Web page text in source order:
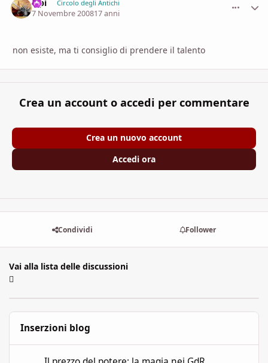
elpi Circolo degli Antichi
7 Novembre 200817 anni
non esiste, ma ti consiglio di prendere il talento
Crea un account o accedi per commentare
Crea un nuovo account
Accedi ora
Condividi Follower
Vai alla lista delle discussioni
Inserzioni blog